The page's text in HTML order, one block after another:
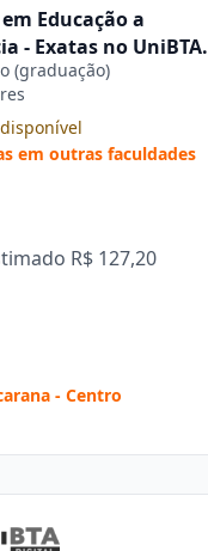
Educação a
- Exatas no UniBTA
(graduação)
em outras faculdades
R$ 127,20
- Centro